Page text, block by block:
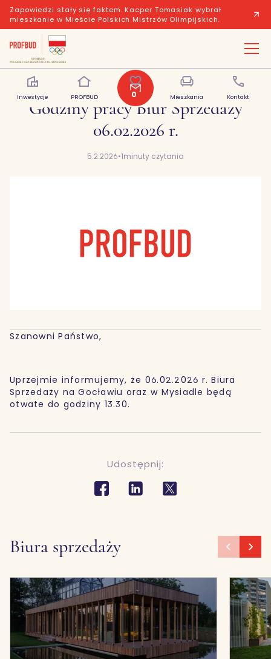
Zapowiedzi stały się faktem. Kacper Tomasiak wybrał
mieszkanie w Mieście Polskich Mistrzów Olimpijskich.
Inwestycje PROFBUD 0
Polubione Mieszkania Kontakt
Godziny pracy Biur Sprzedaży
06.02.2026 r.
5.2.2026•1minuty czytania
Szanowni Państwo,
Uprzejmie informujemy, że 06.02.2026 r. Biura
Sprzedaży na Gocławiu oraz w Mysiadle będą
otwate do godziny 13.30.
Udostępnij:
Biura sprzedaży